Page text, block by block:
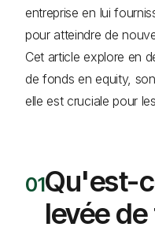
entreprise en lui
pour atteindre de
Cet article explore en
de fonds en equity,
elle est cruciale pour
Qu'est-
levée